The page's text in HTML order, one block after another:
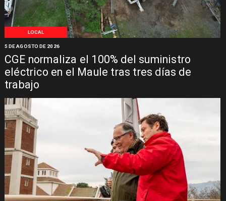
LOCAL
CGE normaliza el 100% del suministro
eléctrico en el Maule tras tres días de
trabajo
5 DE AGOSTO DE 2026